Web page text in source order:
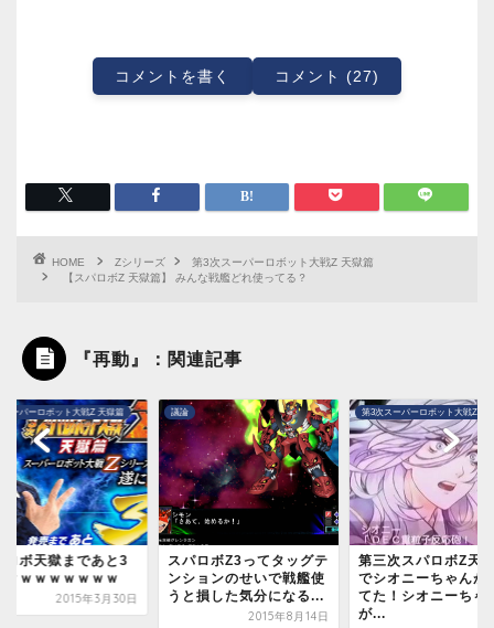
コメントを書く コメント (27)
HOME Zシリーズ
第3次スーパーロボット大戦Z 天獄篇
【スパロボZ 天獄篇】 みんな戦艦どれ使ってる？
『再動』：関連記事
ロボZ3ってタッグテ
ョンのせいで戦艦使
損した気分になる...
2015年8月14日
第3次スーパーロボット大戦Z 天獄篇
第三次スパロボZ天獄篇
でシオニーちゃんが生き
てた！シオニーちゃん
第3次スーパーロボット大戦Z 天
第3次スパロボZ 天
予想スレ
2014年12